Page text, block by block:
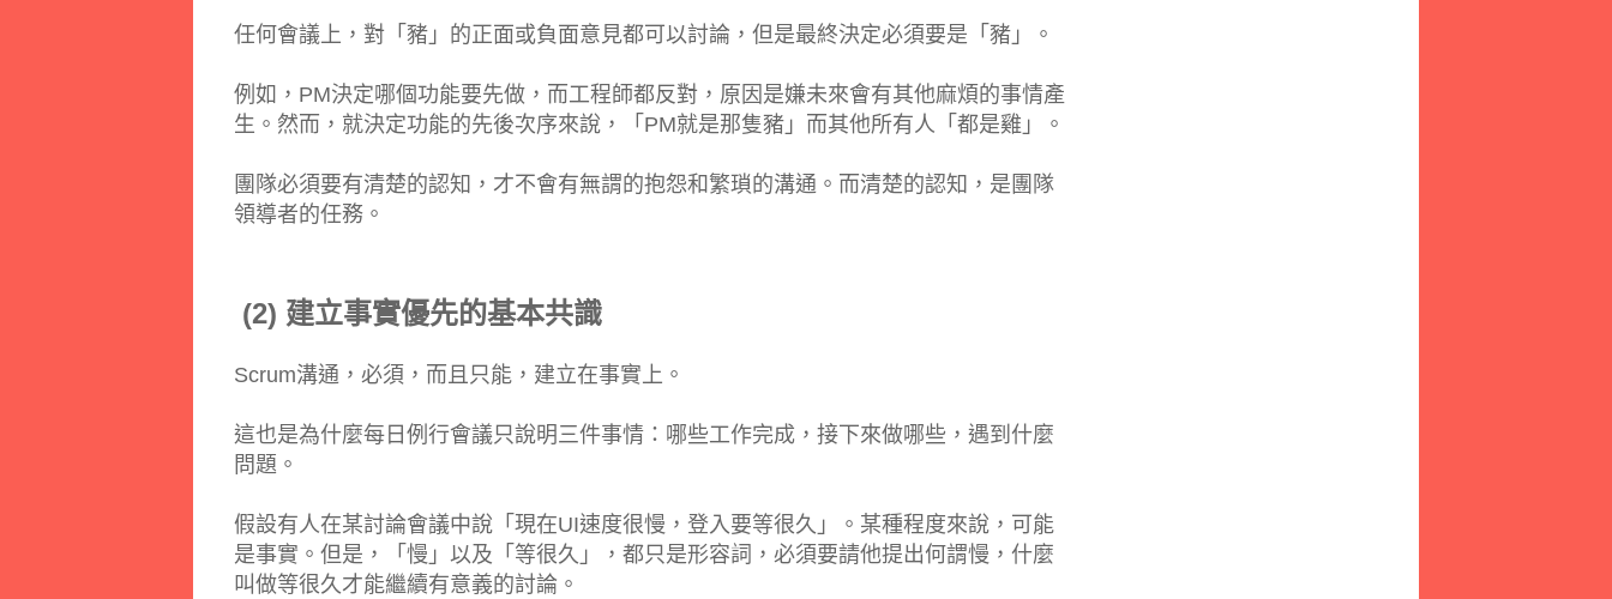
任何會議上，對「豬」的正面或負面意見都可以討論，但是最終決定必須要是「豬」。
例如，PM決定哪個功能要先做，而工程師都反對，原因是嫌未來會有其他麻煩的事情產
生。然而，就決定功能的先後次序來說，「PM就是那隻豬」而其他所有人「都是雞」。
團隊必須要有清楚的認知，才不會有無謂的抱怨和繁瑣的溝通。而清楚的認知，是團隊
領導者的任務。
(2) 建立事實優先的基本共識
Scrum溝通，必須，而且只能，建立在事實上。
這也是為什麼每日例行會議只說明三件事情：哪些工作完成，接下來做哪些，遇到什麼
問題。
假設有人在某討論會議中說「現在UI速度很慢，登入要等很久」。某種程度來說，可能
是事實。但是，「慢」以及「等很久」，都只是形容詞，必須要請他提出何謂慢，什麼
叫做等很久才能繼續有意義的討論。